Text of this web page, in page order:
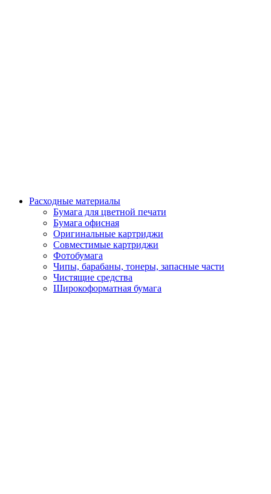
Расходные материалы
Бумага для цветной печати
Бумага офисная
Оригинальные картриджи
Совместимые картриджи
Фотобумага
Чипы, барабаны, тонеры, запасные части
Чистящие средства
Широкоформатная бумага